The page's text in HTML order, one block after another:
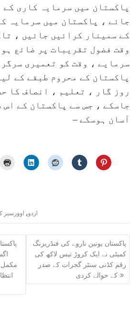
پاکستان میں سرمایہ کاری کے
جائے ، پاکستان میں سرمایہ
کے سمینار کرائیں جائیں ،
وقت فضول تقریبات پر ضائع
سرمایے ، وقت کو تعمیری
پاکستان کے محروم طبقے کے
روز گار ، تعلیم ، انصاف کا
جاسکے ، جس سے پاکستان کے اس
آسان ہوسکے –
اردو, اوورسیز
پاکستان یونین ناروے کی فنڈریزنگ
کمیٹی نے ایک کروڑ تیس لاکھ کی
رقم کڈنی سنٹر گجرات کے صدر
کے حوالے کردی